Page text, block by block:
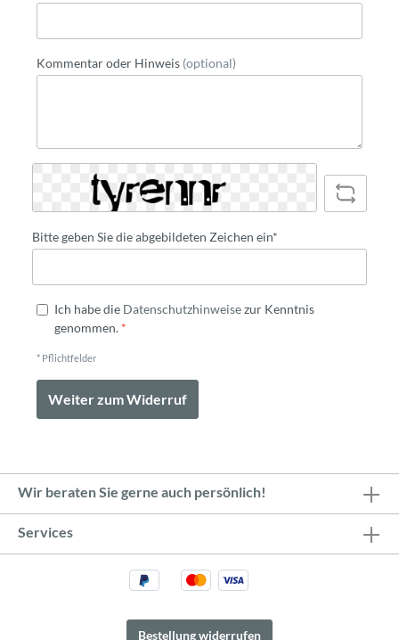
Kommentar oder Hinweis (optional)
Bitte geben Sie die abgebildeten Zeichen ein*
Ich habe die Datenschutzhinweisezur Kenntnis
genommen. *
* Pflichtfelder
Weiter zum Widerruf
Wir beraten Sie gerne auch persönlich!
Services
Bestellung widerrufen